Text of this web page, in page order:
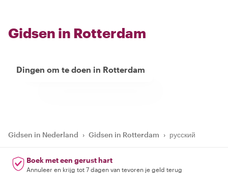
Gidsen in Rotterdam
Dingen om te doen in Rotterdam
Gidsen in Nederland › Gidsen in Rotterdam › русский
Boek met een gerust hart
Annuleer en krijg tot 7 dagen van tevoren je geld terug